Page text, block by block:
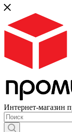
Интернет-магазин